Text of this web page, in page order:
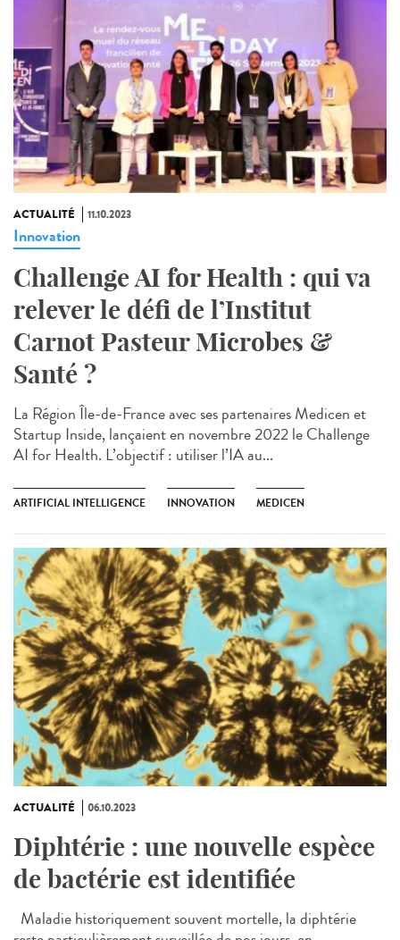
ACTUALITÉ 11.10.2023
Innovation
Challenge AI for Health : qui va
relever le défi de l’Institut
Carnot Pasteur Microbes &
Santé ?
La Région Île-de-France avec ses partenaires Medicen et
Startup Inside, lançaient en novembre 2022 le Challenge
AI for Health. L’objectif : utiliser l’IA au...
ARTIFICIAL INTELLIGENCE INNOVATION MEDICEN
ACTUALITÉ 06.10.2023
Diphtérie : une nouvelle espèce
de bactérie est identifiée
Maladie historiquement souvent mortelle, la diphtérie